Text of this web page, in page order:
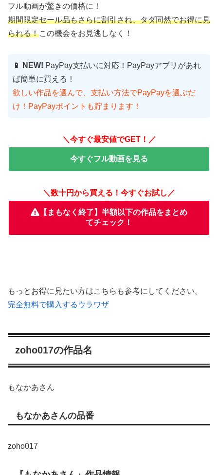
フル動画が驚きの価格に！
期間限定セール品もさらに割引され、タダ同然でお得に見
られる！この機会をお見逃しなく！
📱 NEW! PayPay支払いに対応！PayPayアプリがあれ
ば簡単に買える！
欲しい作品を選んで、支払い方法でPayPayを選ぶだ
け！PayPayポイントも貯まります！
＼今すぐ最安値でGET！／
今すぐフル動画を見る
＼数十円から買える！今すぐお試し／
【まもなく終了】半額以下の作品をまとめ
てチェック！
もっとお得に見たい方はこちらも参考にしてください。
完全無料で購入するウラワザ
zoho017の作品名
もなかあさん
もなかあさんの品番
zoho017